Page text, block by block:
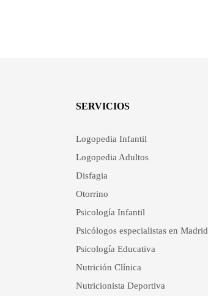
SERVICIOS
Logopedia Infantil
Logopedia Adultos
Disfagia
Otorrino
Psicología Infantil
Psicólogos especialistas en Madrid
Psicología Educativa
Nutrición Clínica
Nutricionista Deportiva